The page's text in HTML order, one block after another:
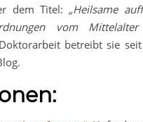
dem Titel:„Heilsame
vom
betreibt sie